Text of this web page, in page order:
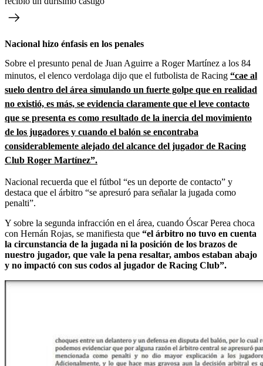
Nacional hizo énfasis en los penales
Sobre el presunto penal de Juan Aguirre a Roger Martínez a los 84
minutos, el elenco verdolaga dijo que el futbolista de Racing “cae al
suelo dentro del área simulando un fuerte golpe que en realidad
no existió, es más, se evidencia claramente que el leve contacto
que se presenta es como resultado de la inercia del movimiento
de los jugadores y cuando el balón se encontraba
considerablemente alejado del alcance del jugador de Racing
Club Roger Martínez”.
Nacional recuerda que el fútbol “es un deporte de contacto” y
destaca que el árbitro “se apresuró para señalar la jugada como
penalti”.
Y sobre la segunda infracción en el área, cuando Óscar Perea choca
con Hernán Rojas, se manifiesta que “el árbitro no tuvo en cuenta
la circunstancia de la jugada ni la posición de los brazos de
nuestro jugador, que vale la pena resaltar, ambos estaban abajo
y no impactó con sus codos al jugador de Racing Club”.